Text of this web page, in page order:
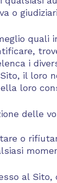
o
quali
i
il loro
loro
delle
o
al Sito,